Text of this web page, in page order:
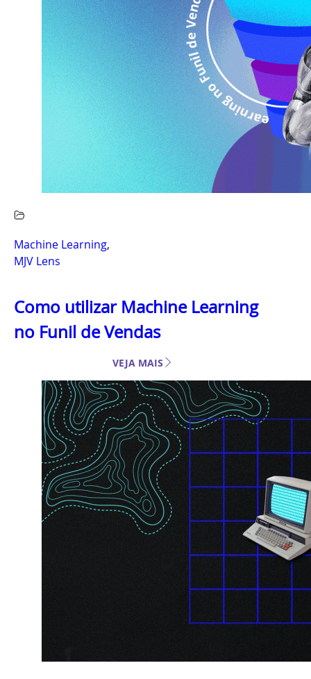
Machine Learning,
MJV Lens
Como utilizar Machine Learning
no Funil de Vendas
VEJA MAIS